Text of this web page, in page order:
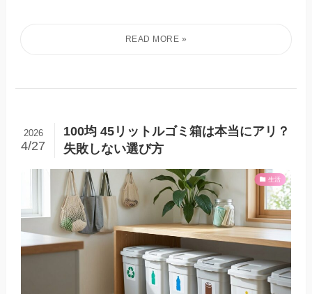
100均 45リットルゴミ箱は本当にアリ？
失敗しない選び方
2026
4/27
生活